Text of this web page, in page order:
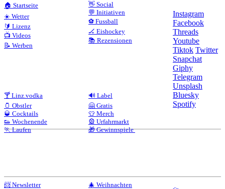
🏠 Startseite
☀️ Wetter
🔰 Lizenz
📺 Videos
📝 Werben
👋 Social
💬 Initiativen
⚽ Fussball
🏒 Eishockey
📚 Rezensionen
🍸 Linz.vodka
🫙 Obstler
🥃 Cocktails
👟 Wochenende
🏃 Laufen
🔊 Label
🤗 Gratis
👕 Merch
🎡 Urfahrmarkt
🎁 Gewinnspiele
📨 Newsletter
🎄 Weihnachten
Instagram
Facebook
Threads
Youtube
Tiktok Twitter
Snapchat
Giphy
Telegram
Unsplash
Bluesky
Spotify